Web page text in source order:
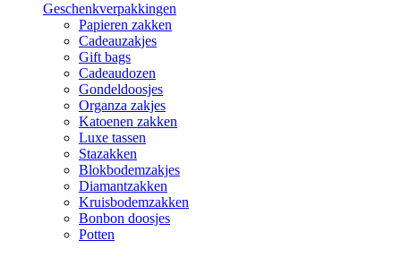
Geschenkverpakkingen
Papieren zakken
Cadeauzakjes
Gift bags
Cadeaudozen
Gondeldoosjes
Organza zakjes
Katoenen zakken
Luxe tassen
Stazakken
Blokbodemzakjes
Diamantzakken
Kruisbodemzakken
Bonbon doosjes
Potten